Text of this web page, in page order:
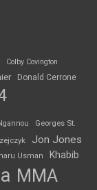
Colby Covington
Donald Cerrone
Georges St.
Jon Jones
Usman Khabib
MMA